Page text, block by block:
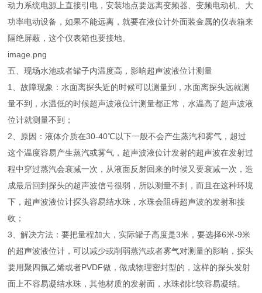
动力系统电源上直接引电，安装地点要远离变频器、变频电动机、大
功率电动设备，如果不能远离，就要在液位计外面装金属的仪表箱来
隔绝屏蔽，这个仪表箱也要接地。
image.png
五、现场水池或者罐子内温度高，影响超声波液位计测量
1、故障现象：水面离探头近的时候可以测量到，水面离探头远就测
量不到，水温低的时候超声波液位计测量都正常，水温高了超声波液
位计就测量不到；
2、原因：液体介质在30-40℃以下一般不会产生蒸汽和雾气，超过
这个温度容易产生蒸汽或雾气，超声波液位计发射的超声波在发射过
程中穿过蒸汽会衰减一次，从液面反射回来的时候又要衰减一次，造
成最后回到探头的超声波信号很弱，所以测量不到，而且在这种环境
下，超声波液位计探头容易结水珠，水珠会阻碍超声波的发射和接
收；
3、解决方法：要把量程加大，实际罐子高度是3米，要选择6米-9米
的超声波液位计，可以减少或削弱蒸汽或者雾气对测量的影响，探头
要用聚四氟乙烯或者PVDF做，做成物理密封型的，这样的探头发射
面上不容易凝结水珠，其他材质的发射面，水珠都比较容易凝结。